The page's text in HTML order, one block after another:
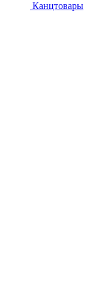
Канцтовары